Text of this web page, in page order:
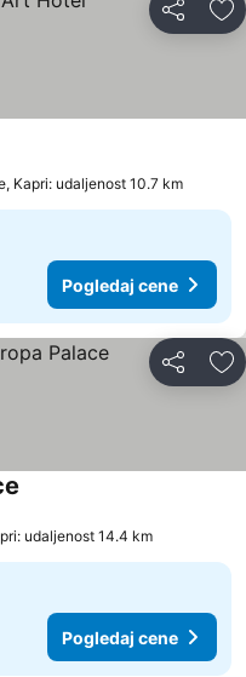
Deli
Kapri: udaljenost 10.7 km
Pogledaj cene
Deli
udaljenost 14.4 km
Pogledaj cene